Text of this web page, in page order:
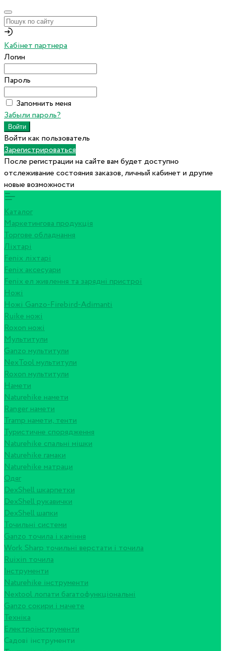
Кабінет партнера
Логин
Пароль
Запомнить меня
Забыли пароль?
Войти как пользователь
Зарегистрироваться
После регистрации на сайте вам будет доступно
отслеживание состояния заказов, личный кабинет и другие
новые возможности
Каталог
Маркетингова продукція
Торгове обладнання
Ліхтарі
Fenix ліхтарі
Fenix аксесуари
Fenix ел живлення та зарядні пристрої
Ножі
Ножі Ganzo-Firebird-Adimanti
Ruike ножі
Roxon ножi
Мультитули
Ganzo мультитули
NexTool мультитули
Roxon мультитули
Намети
Naturehike намети
Ranger намети
Tramp намети, тенти
Туристичне спорядження
Naturehike спальні мішки
Naturehike гамаки
Naturehike матраци
Одяг
DexShell шкарпетки
DexShell рукавички
DexShell шапки
Точильні системи
Ganzo точила і каміння
Work Sharp точильні верстати і точила
Ruixin точила
Інструменти
Naturehike інструменти
Nextool лопати багатофункціональні
Ganzo сокири і мачете
Техніка
Електроінструменти
Садові інструменти